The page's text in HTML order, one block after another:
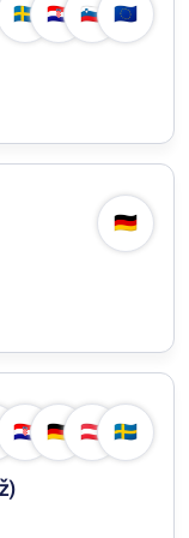
🇸🇪 🇭🇷 🇸🇮 🇪🇺
🇩🇪
🇭🇷 🇩🇪 🇦🇹 🇸🇪